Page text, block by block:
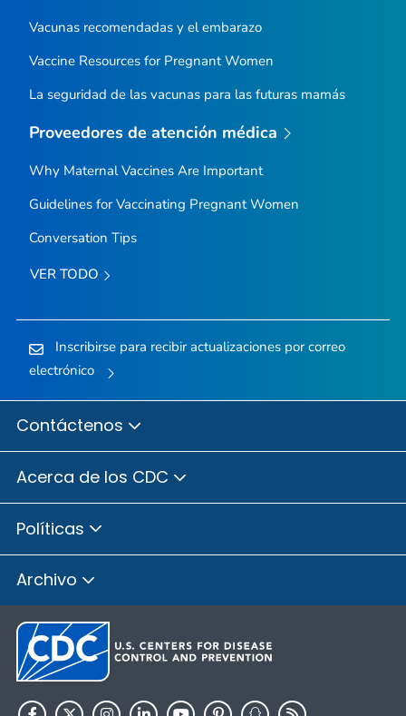
Vacunas recomendadas y el embarazo
Vaccine Resources for Pregnant Women
La seguridad de las vacunas para las futuras mamás
Proveedores de atención médica
Why Maternal Vaccines Are Important
Guidelines for Vaccinating Pregnant Women
Conversation Tips
VER TODO
Inscribirse para recibir actualizaciones por correo
electrónico
Contáctenos
Acerca de los CDC
Políticas
Archivo